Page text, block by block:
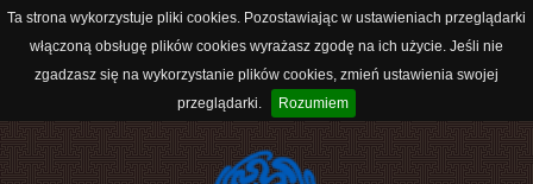
Ta strona wykorzystuje pliki cookies. Pozostawiając w ustawieniach przeglądarki
włączoną obsługę plików cookies wyrażasz zgodę na ich użycie. Jeśli nie
zgadzasz się na wykorzystanie plików cookies, zmień ustawienia swojej
przeglądarki.
Rozumiem